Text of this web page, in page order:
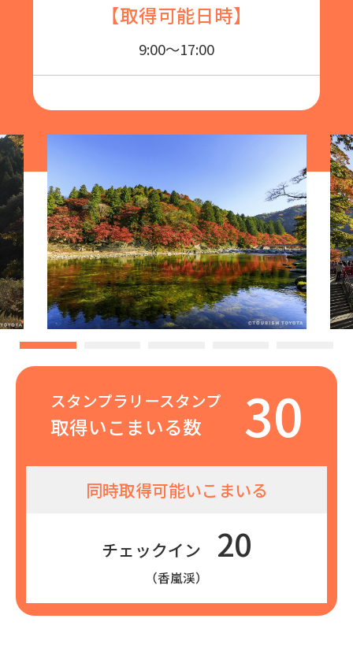
【取得可能日時】
9:00～17:00
スタンプラリースタンプ
取得いこまいる数 30
同時取得可能いこまいる
チェックイン 20
（香嵐渓）